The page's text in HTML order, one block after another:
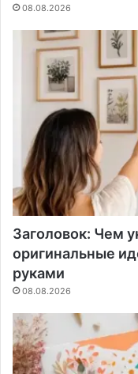
08.08.2026
Заголовок: Чем
оригинальные
руками
08.08.2026